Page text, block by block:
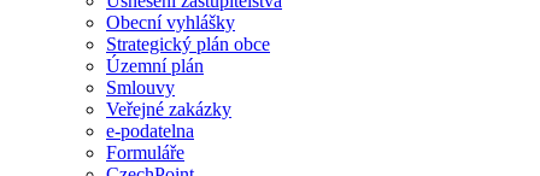
Obecní vyhlášky
Strategický plán obce
Územní plán
Smlouvy
Veřejné zakázky
e-podatelna
Formuláře